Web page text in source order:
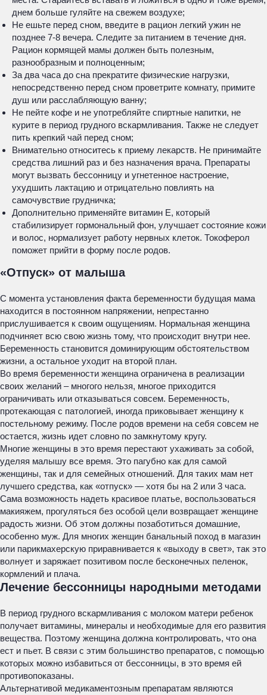
днем больше гуляйте на свежем воздухе;
Не ешьте перед сном, введите в рацион легкий ужин не
позднее 7-8 вечера. Следите за питанием в течение дня.
Рацион кормящей мамы должен быть полезным,
разнообразным и полноценным;
За два часа до сна прекратите физические нагрузки,
непосредственно перед сном проветрите комнату, примите
душ или расслабляющую ванну;
Не пейте кофе и не употребляйте спиртные напитки, не
курите в период грудного вскармливания. Также не следует
пить крепкий чай перед сном;
Внимательно относитесь к приему лекарств. Не принимайте
средства лишний раз и без назначения врача. Препараты
могут вызвать бессонницу и угнетенное настроение,
ухудшить лактацию и отрицательно повлиять на
самочувствие грудничка;
Дополнительно применяйте витамин Е, который
стабилизирует гормональный фон, улучшает состояние кожи
и волос, нормализует работу нервных клеток. Токоферол
поможет прийти в форму после родов.
«Отпуск» от малыша
С момента установления факта беременности будущая мама
находится в постоянном напряжении, непрестанно
прислушивается к своим ощущениям. Нормальная женщина
подчиняет всю свою жизнь тому, что происходит внутри нее.
Беременность становится доминирующим обстоятельством
жизни, а остальное уходит на второй план.
Во время беременности женщина ограничена в реализации
своих желаний – многого нельзя, многое приходится
ограничивать или отказываться совсем. Беременность,
протекающая с патологией, иногда приковывает женщину к
постельному режиму. После родов времени на себя совсем не
остается, жизнь идет словно по замкнутому кругу.
Многие женщины в это время перестают ухаживать за собой,
уделяя малышу все время. Это пагубно как для самой
женщины, так и для семейных отношений. Для таких мам нет
лучшего средства, как «отпуск» — хотя бы на 2 или 3 часа.
Сама возможность надеть красивое платье, воспользоваться
макияжем, прогуляться без особой цели возвращает женщине
радость жизни. Об этом должны позаботиться домашние,
особенно муж. Для многих женщин банальный поход в магазин
или парикмахерскую приравнивается к «выходу в свет», так это
волнует и заряжает позитивом после бесконечных пеленок,
кормлений и плача.
Лечение бессонницы народными методами
В период грудного вскармливания с молоком матери ребенок
получает витамины, минералы и необходимые для его развития
вещества. Поэтому женщина должна контролировать, что она
ест и пьет. В связи с этим большинство препаратов, с помощью
которых можно избавиться от бессонницы, в это время ей
противопоказаны.
Альтернативой медикаментозным препаратам являются